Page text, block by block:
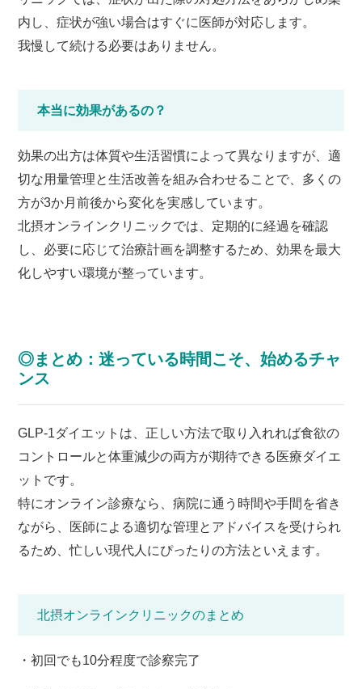
内し、症状が強い場合はすぐに医師が対応します。
我慢して続ける必要はありません。
本当に効果があるの？
効果の出方は体質や生活習慣によって異なりますが、適
切な用量管理と生活改善を組み合わせることで、多くの
方が3か月前後から変化を実感しています。
北摂オンラインクリニックでは、定期的に経過を確認
し、必要に応じて治療計画を調整するため、効果を最大
化しやすい環境が整っています。
◎まとめ：迷っている時間こそ、始めるチャ
ンス
GLP-1ダイエットは、正しい方法で取り入れれば食欲の
コントロールと体重減少の両方が期待できる医療ダイエ
ットです。
特にオンライン診療なら、病院に通う時間や手間を省き
ながら、医師による適切な管理とアドバイスを受けられ
るため、忙しい現代人にぴったりの方法といえます。
北摂オンラインクリニックのまとめ
・初回でも10分程度で診察完了